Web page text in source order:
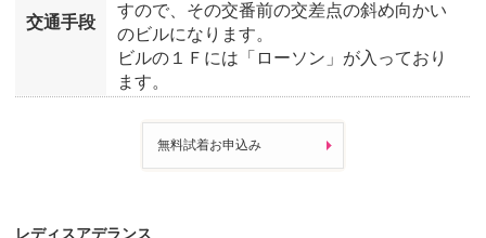
交通手段
すので、その交番前の交差点の斜め向かい
のビルになります。
ビルの１Ｆには「ローソン」が入っており
ます。
無料試着お申込み
レディスアデランス